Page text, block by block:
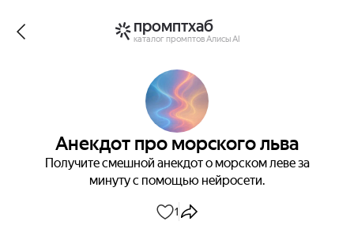
промптхаб
каталог промптов Алисы AI
Анекдот про морского льва
Получите смешной анекдот о морском леве за
минуту с помощью нейросети.
1